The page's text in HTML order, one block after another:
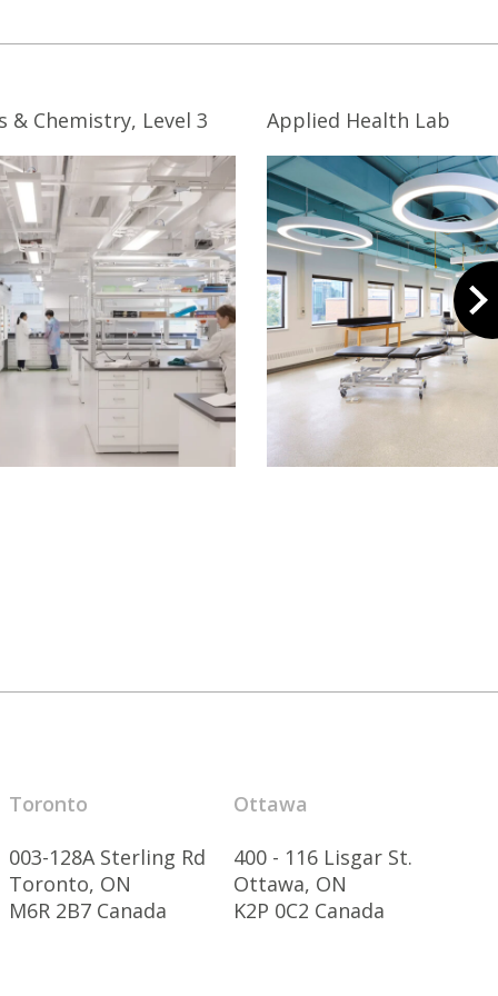
& Chemistry, Level 3 Applied Health Lab
Toronto
003-128A Sterling Rd
Toronto, ON
M6R 2B7 Canada
Ottawa
400 - 116 Lisgar St.
Ottawa, ON
K2P 0C2 Canada